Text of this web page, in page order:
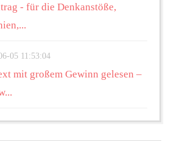
- für die Denkanstöße,
05 11:53:04
mit großem Gewinn gelesen –